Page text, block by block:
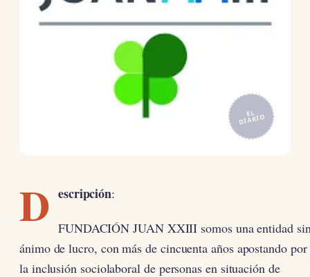
EL
DIARIO
D escripción:
FUNDACIÓN JUAN XXIII somos una entidad
ánimo de lucro, con más de cincuenta años apostando por
la inclusión sociolaboral de personas en situación de